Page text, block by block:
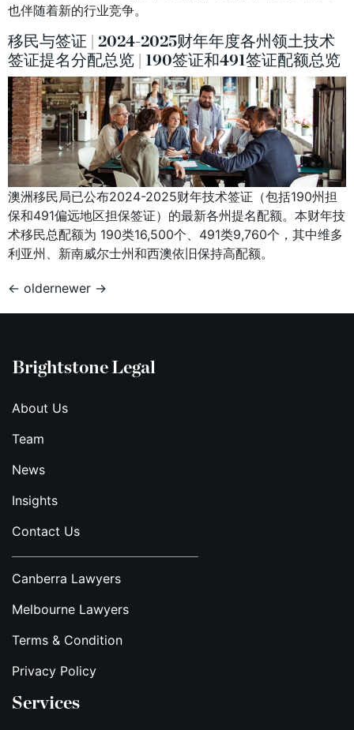
也伴随着新的行业竞争。
移民与签证 | 2024-2025财年年度各州领土技术
签证提名分配总览 | 190签证和491签证配额总览
澳洲移民局已公布2024-2025财年技术签证（包括190州担
保和491偏远地区担保签证）的最新各州提名配额。本财年技
术移民总配额为 190类16,500个、491类9,760个，其中维多
利亚州、新南威尔士州和西澳依旧保持高配额。
← oldernewer →
Brightstone Legal
About Us
Team
News
Insights
Contact Us
Canberra Lawyers
Melbourne Lawyers
Terms & Condition
Privacy Policy
Services